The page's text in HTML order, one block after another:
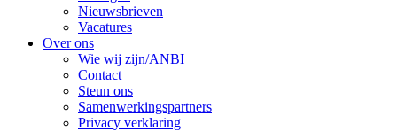
Nieuwsbrieven
Vacatures
Over ons
Wie wij zijn/ANBI
Contact
Steun ons
Samenwerkingspartners
Privacy verklaring